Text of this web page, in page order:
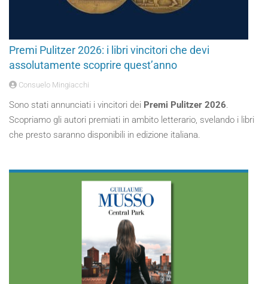
Premi Pulitzer 2026: i libri vincitori che devi
assolutamente scoprire quest’anno
Consuelo Mingiacchi
Sono stati annunciati i vincitori dei Premi Pulitzer 2026.
Scopriamo gli autori premiati in ambito letterario, svelando i libri
che presto saranno disponibili in edizione italiana.